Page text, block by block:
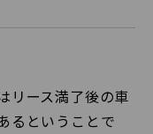
リース満了後の車
るということで